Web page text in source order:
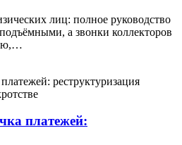
лиц: полное руководство
а звонки коллекторов
платежей: